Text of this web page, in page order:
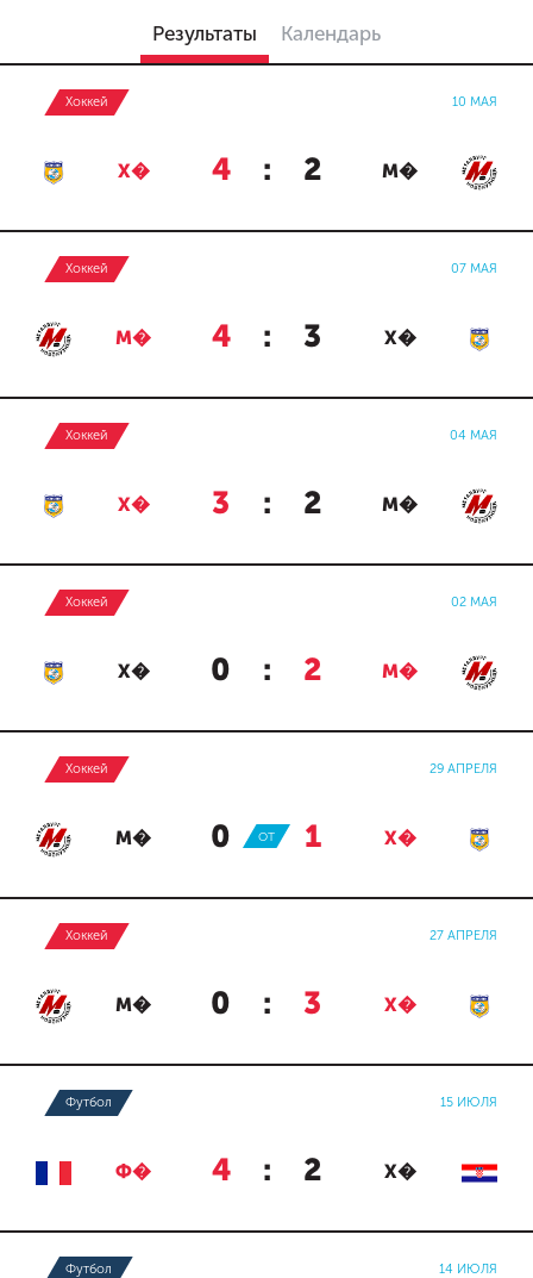
Результаты Календарь
Хоккей 10 МАЯ
Х� 4 : 2 М�
Хоккей 07 МАЯ
М� 4 : 3 Х�
Хоккей 04 МАЯ
Х� 3 : 2 М�
Хоккей 02 МАЯ
Х� 0 : 2 М�
Хоккей 29 АПРЕЛЯ
М� 0 : 1 Х�
ОТ
Хоккей 27 АПРЕЛЯ
М� 0 : 3 Х�
Футбол 15 ИЮЛЯ
Ф� 4 : 2 Х�
Футбол 14 ИЮЛЯ